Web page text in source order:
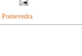
Pontevedra